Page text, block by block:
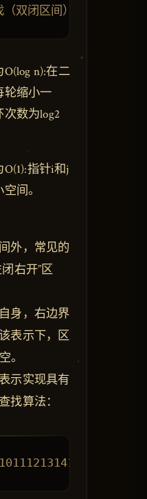
n):在二
轮缩小一
数为log2
指针i和j
间。
外，常见的
右开”区
身，右边界
表示下，区
。
示实现具有
找算法：